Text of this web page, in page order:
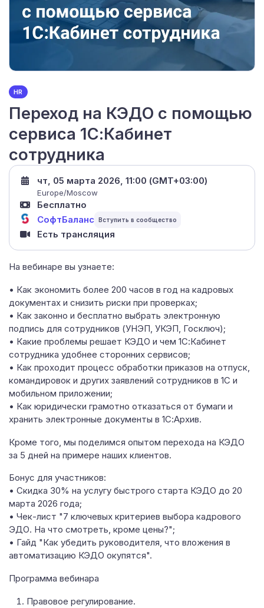
HR
Переход на КЭДО с помощью
сервиса 1С:Кабинет
сотрудника
На вебинаре вы узнаете:
• Как экономить более 200 часов в год на кадровых
документах и снизить риски при проверках;
• Как законно и бесплатно выбрать электронную
подпись для сотрудников (УНЭП, УКЭП, Госключ);
• Какие проблемы решает КЭДО и чем 1С:Кабинет
сотрудника удобнее сторонних сервисов;
• Как проходит процесс обработки приказов на отпуск,
командировок и других заявлений сотрудников в 1С и
мобильном приложении;
• Как юридически грамотно отказаться от бумаги и
хранить электронные документы в 1С:Архив.
Кроме того, мы поделимся опытом перехода на КЭДО
за 5 дней на примере наших клиентов.
Бонус для участников:
• Скидка 30% на услугу быстрого старта КЭДО до 20
марта 2026 года;
• Чек-лист "7 ключевых критериев выбора кадрового
ЭДО. На что смотреть, кроме цены?";
• Гайд "Как убедить руководителя, что вложения в
автоматизацию КЭДО окупятся".
Программа вебинара
Правовое регулирование.
чт, 05 марта 2026, 11:00 (GMT+03:00)
Europe/Moscow
Бесплатно
СофтБаланс
Есть трансляция